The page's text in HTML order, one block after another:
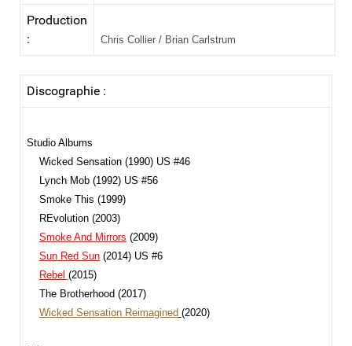
Production
:
Chris Collier / Brian Carlstrum
Discographie :
Studio Albums
Wicked Sensation (1990) US #46
Lynch Mob (1992) US #56
Smoke This (1999)
REvolution (2003)
Smoke And Mirrors (2009)
Sun Red Sun (2014) US #6
Rebel (2015)
The Brotherhood (2017)
Wicked Sensation Reimagined (2020)